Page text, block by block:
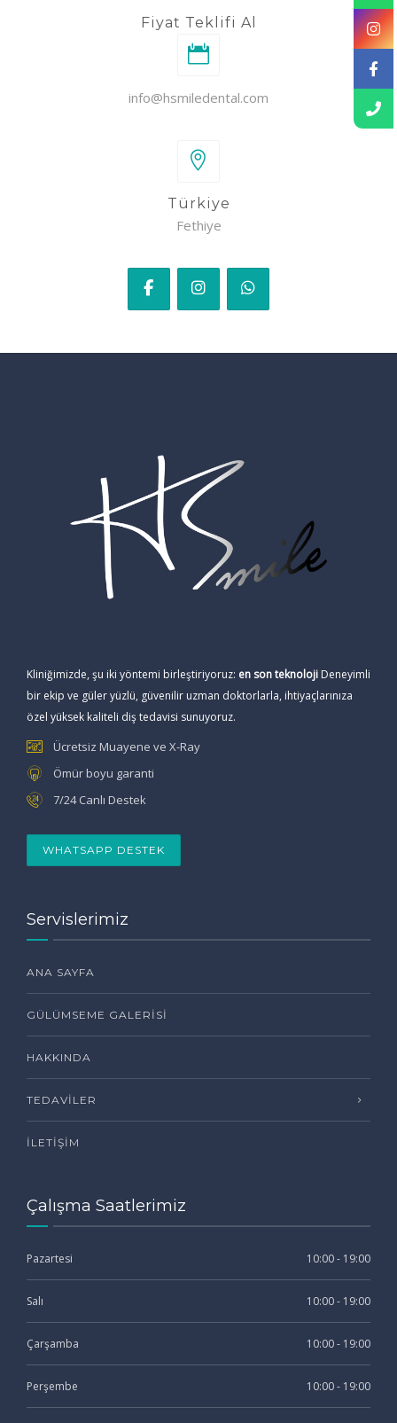
Fiyat Teklifi Al
info@hsmiledental.com
Türkiye
Fethiye
Kliniğimizde, şu iki yöntemi birleştiriyoruz: en son teknoloji Deneyimli
bir ekip ve güler yüzlü, güvenilir uzman doktorlarla, ihtiyaçlarınıza
özel yüksek kaliteli diş tedavisi sunuyoruz.
Ücretsiz Muayene ve X-Ray
Ömür boyu garanti
7/24 Canlı Destek
WHATSAPP DESTEK
Servislerimiz
ANA SAYFA
GÜLÜMSEME GALERISI
HAKKINDA
TEDAVILER
İLETIŞIM
Çalışma Saatlerimiz
Pazartesi 10:00 - 19:00
Salı 10:00 - 19:00
Çarşamba 10:00 - 19:00
Perşembe 10:00 - 19:00